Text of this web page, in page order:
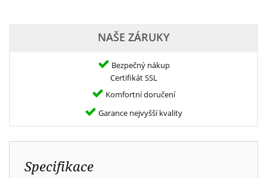
NAŠE ZÁRUKY
Bezpečný nákup
Certifikát SSL
Komfortní doručení
Garance nejvyšší kvality
Specifikace